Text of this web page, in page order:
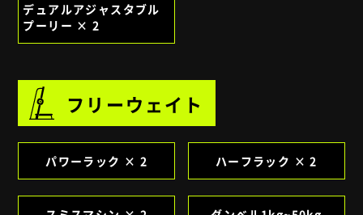
デュアルアジャスタブル
プーリー × 2
フリーウェイト
パワーラック × 2 ハーフラック × 2